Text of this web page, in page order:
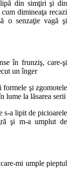
din simţiri şi din
dimineaţa recazi
o senzaţie vagă şi
în frunziş, care-şi
un înger
formele şi zgomotele
lume la lăsarea serii
s-a lipit de picioarele
şi m-a umplut de
mi umple pieptul